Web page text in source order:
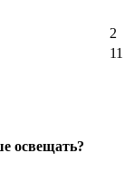
2
11
освещать?